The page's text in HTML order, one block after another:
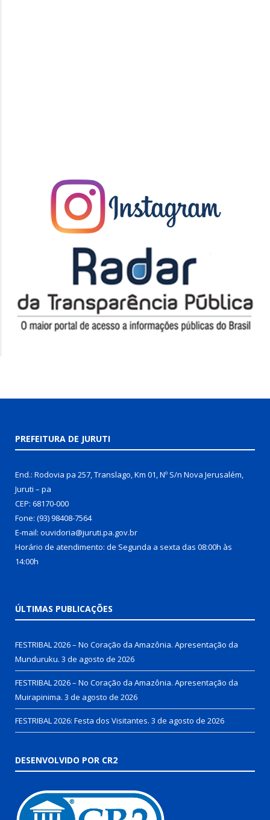
PREFEITURA DE JURUTI
End.: Rodovia pa 257, Translago, Km 01, Nº S/n Nova Jerusalém,
Juruti – pa
CEP: 68170-000
Fone: (93) 98408-7564
E-mail: ouvidoria@juruti.pa.gov.br
Horário de atendimento: de Segunda a sexta das 08:00h às
14:00h
ÚLTIMAS PUBLICAÇÕES
FESTRIBAL 2026 – No Coração da Amazônia. Apresentação da
Munduruku. 3 de agosto de 2026
FESTRIBAL 2026 – No Coração da Amazônia. Apresentação da
Muirapinima. 3 de agosto de 2026
FESTRIBAL 2026: Festa dos Visitantes. 3 de agosto de 2026
DESENVOLVIDO POR CR2